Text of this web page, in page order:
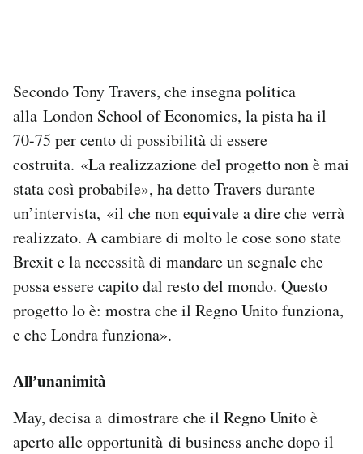
Secondo Tony Travers, che insegna politica
alla London School of Economics, la pista ha il
70-75 per cento di possibilità di essere
costruita. «La realizzazione del progetto non è mai
stata così probabile», ha detto Travers durante
un’intervista, «il che non equivale a dire che verrà
realizzato. A cambiare di molto le cose sono state
Brexit e la necessità di mandare un segnale che
possa essere capito dal resto del mondo. Questo
progetto lo è: mostra che il Regno Unito funziona,
e che Londra funziona».
All’unanimità
May, decisa a dimostrare che il Regno Unito è
aperto alle opportunità di business anche dopo il